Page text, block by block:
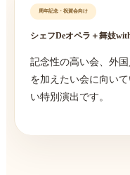
周年記念・祝賀会向け
シェフDeオペラ＋舞妓
記念性の高い会、外
を加えたい会に向い
い特別演出です。